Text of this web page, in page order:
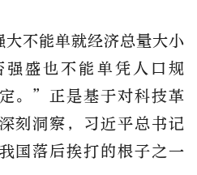
大不能单就经济总量大小
盛也不能单凭人口规
。”正是基于对科技革
刻洞察，习近平总书记
国落后挨打的根子之一